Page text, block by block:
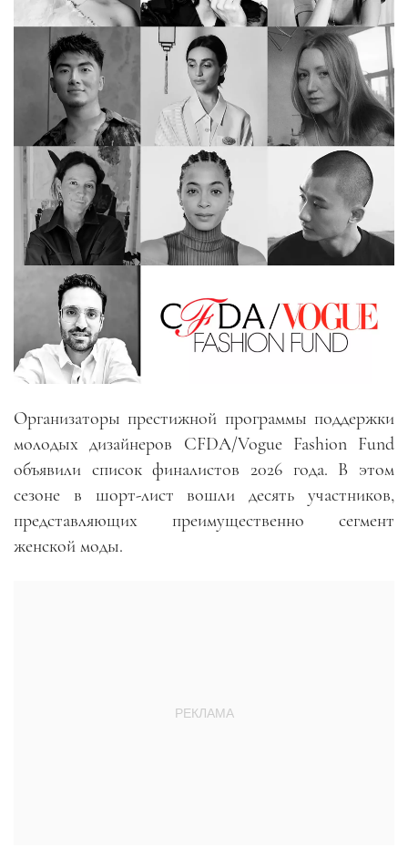
Организаторы престижной программы поддержки
молодых дизайнеров CFDA/Vogue Fashion Fund
объявили список финалистов 2026 года. В этом
сезоне в шорт-лист вошли десять участников,
представляющих преимущественно сегмент
женской моды.